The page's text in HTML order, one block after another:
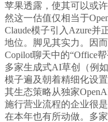
苹果透露，使其可以或
然这一估值仅相当于
Claude模子引入Azure并
地位。脚见其实力。因
Copilot聊天中的“Office
多家生成式AI草创（例
模子遍及朝着精细化设
其生态策略从独家
施行营业流程的企业很
在本年也有所动做。多